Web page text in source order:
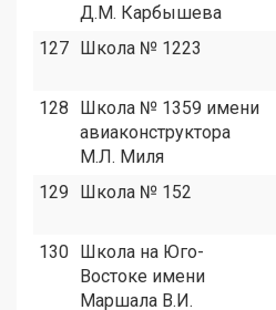
Д.М. Карбышева
127 Школа № 1223
128
Школа № 1359 имени
авиаконструктора
М.Л. Миля
129 Школа № 152
130 Школа на Юго-
Востоке имени
Маршала В.И.